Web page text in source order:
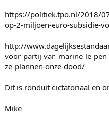
https://politiek.tpo.nl/2018/
op-2-miljoen-euro-subsidie-
http://
voor-partij-van-marine-le-
ze-plannen-onze-dood/
Dit is ronduit dictatoriaal en
Mike